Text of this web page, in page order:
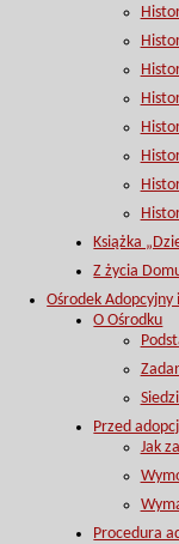
Książka
Z życia
Ośrodek Adopcyjny
O Ośrodku
Przed
Jak
Procedura